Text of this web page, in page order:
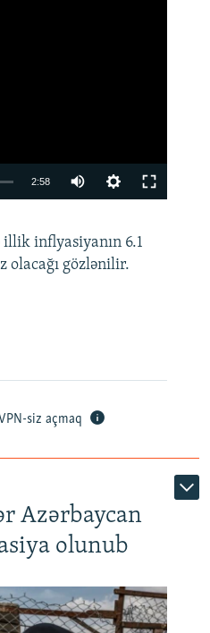
2:58
360p
480p
inflyasiyanın 6.1
olacağı gözlənilir.
siz açmaq
Azərbaycan
olunub